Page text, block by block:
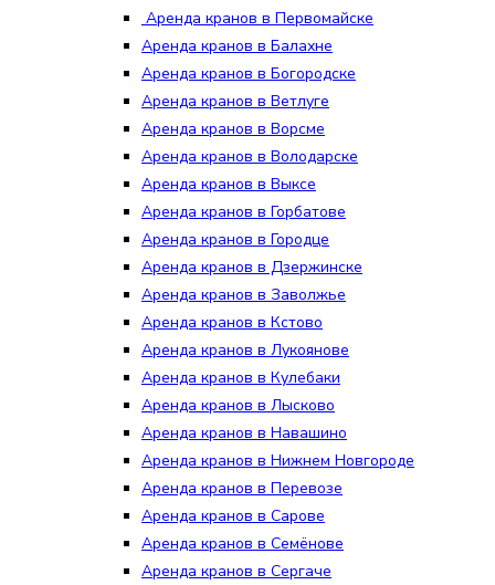
Аренда кранов в Первомайске
Аренда кранов в Балахне
Аренда кранов в Богородске
Аренда кранов в Ветлуге
Аренда кранов в Ворсме
Аренда кранов в Володарске
Аренда кранов в Выксе
Аренда кранов в Горбатове
Аренда кранов в Городце
Аренда кранов в Дзержинске
Аренда кранов в Заволжье
Аренда кранов в Кстово
Аренда кранов в Лукоянове
Аренда кранов в Кулебаки
Аренда кранов в Лысково
Аренда кранов в Навашино
Аренда кранов в Нижнем Новгороде
Аренда кранов в Перевозе
Аренда кранов в Сарове
Аренда кранов в Семёнове
Аренда кранов в Сергаче